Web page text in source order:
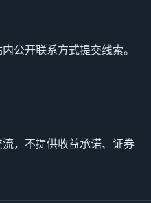
公开联系方式提交线索。
，不提供收益承诺、证券